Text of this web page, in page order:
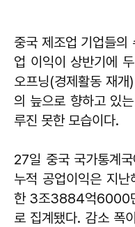
중국 제조업 기업들의
업 이익이 상반기에
오프닝(경제활동 재
의 늪으로 향하고 있
루진 못한 모습이다.
27일 중국 국가통계
누적 공업이익은 지
한 3조3884억6000
로 집계됐다. 감소 폭